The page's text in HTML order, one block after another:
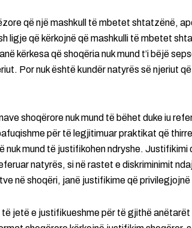
që një mashkull të mbetet shtatzënë,
ligje që kërkojnë që mashkulli të mbetet
kërkesa që shoqëria nuk mund t’i bëjë
Por nuk është kundër natyrës së njeriut
shoqërore nuk mund të bëhet duke iu
për të legjitimuar praktikat që
nuk mund të justifikohen ndryshe. Justifikimi
natyrës, si në rastet e diskriminimit
në shoqëri, janë justifikime që
të jetë e justifikueshme për të gjithë